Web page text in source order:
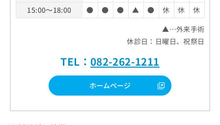
15:00～18:00
● ● ● ▲ ● 休 休
休
▲…外来手術
休診日：日曜日、祝祭日
TEL： 082-262-1211
ホームページ